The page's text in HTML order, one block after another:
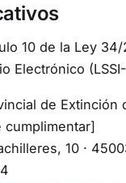
10 de la Ley
Electrónico
de Extinción
cumplimentar]
10 ·